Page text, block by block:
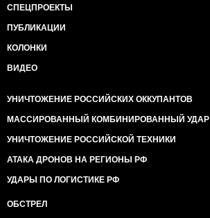
СПЕЦПРОЕКТЫ
ПУБЛИКАЦИИ
КОЛОНКИ
ВИДЕО
УНИЧТОЖЕНИЕ РОССИЙСКИХ ОККУПАНТОВ
МАССИРОВАННЫЙ КОМБИНИРОВАННЫЙ УДАР
УНИЧТОЖЕНИЕ РОССИЙСКОЙ ТЕХНИКИ
АТАКА ДРОНОВ НА РЕГИОНЫ РФ
УДАРЫ ПО ЛОГИСТИКЕ РФ
ОБСТРЕЛ